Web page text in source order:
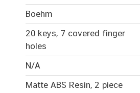
Boehm
20 keys, 7 covered finger
holes
N/A
Matte ABS Resin, 2 piece